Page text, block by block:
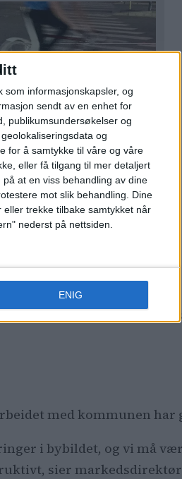
informasjonskapsler, og
sendt av en enhet for
publikumsundersøkelser og
og
for å samtykke til våre og våre
eller få tilgang til mer detaljert
at en viss behandling av dine
mot slik behandling. Dine
trekke tilbake samtykket når
nederst på nettsiden.
ENIG
på Ring 2
elbillading. Dette er
med kommunen har
i bybildet, og vi må
sier